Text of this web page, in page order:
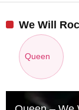
We Will
Queen